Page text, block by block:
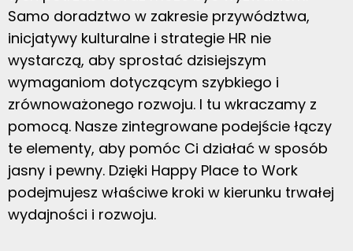
Samo doradztwo w zakresie przywództwa,
inicjatywy kulturalne i strategie HR nie
wystarczą, aby sprostać dzisiejszym
wymaganiom dotyczącym szybkiego i
zrównoważonego rozwoju. I tu wkraczamy z
pomocą. Nasze zintegrowane podejście łączy
te elementy, aby pomóc Ci działać w sposób
jasny i pewny. Dzięki Happy Place to Work
podejmujesz właściwe kroki w kierunku trwałej
wydajności i rozwoju.